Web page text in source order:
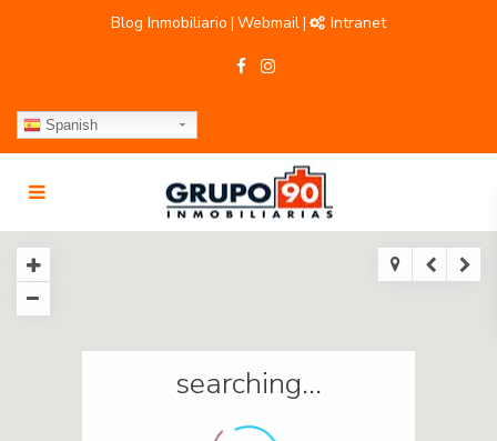
Blog Inmobiliario | Webmail| Intranet
Spanish
searching...